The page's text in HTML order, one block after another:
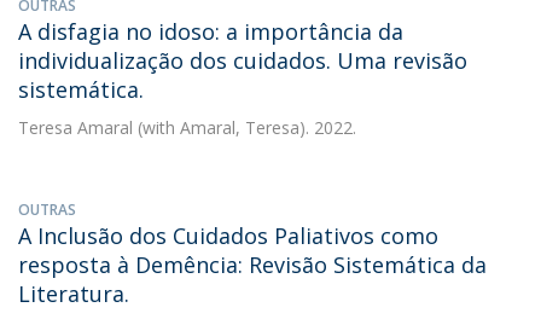
OUTRAS
A disfagia no idoso: a importância da
individualização dos cuidados. Uma revisão
sistemática.
Teresa Amaral (with Amaral, Teresa). 2022.
OUTRAS
A Inclusão dos Cuidados Paliativos como
resposta à Demência: Revisão Sistemática da
Literatura.